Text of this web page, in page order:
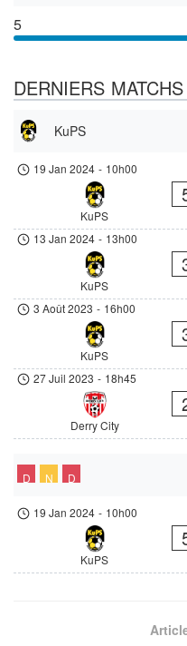
5
DERNIERS MATCHS
KuPS
19 Jan 2024 - 10h00
KuPS
13 Jan 2024 - 13h00
KuPS
3 Août 2023 - 16h00
KuPS
27 Juil 2023 - 18h45
Derry City
D N D
19 Jan 2024 - 10h00
KuPS